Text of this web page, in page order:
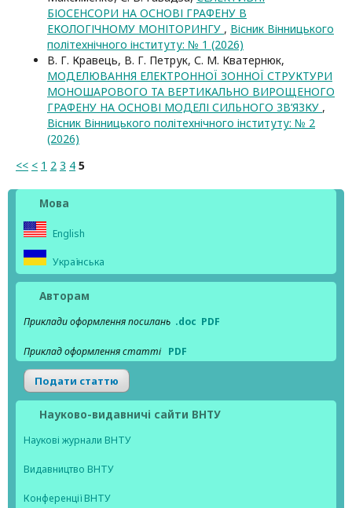
БІОСЕНСОРИ НА ОСНОВІ ГРАФЕНУ В
ЕКОЛОГІЧНОМУ МОНІТОРИНГУ , Вісник Вінницького
політехнічного інституту: № 1 (2026)
В. Г. Кравець, В. Г. Петрук, С. М. Кватернюк,
МОДЕЛЮВАННЯ ЕЛЕКТРОННОЇ ЗОННОЇ СТРУКТУРИ
МОНОШАРОВОГО ТА ВЕРТИКАЛЬНО ВИРОЩЕНОГО
ГРАФЕНУ НА ОСНОВІ МОДЕЛІ СИЛЬНОГО ЗВ’ЯЗКУ ,
Вісник Вінницького політехнічного інституту: № 2
(2026)
<< < 1 2 3 4 5
Мова
English
Українська
Авторам
Приклади оформлення посилань .doc PDF
Приклад оформлення статті PDF
Подати статтю
Науково-видавничі сайти ВНТУ
Наукові журнали ВНТУ
Видавництво ВНТУ
Конференції ВНТУ